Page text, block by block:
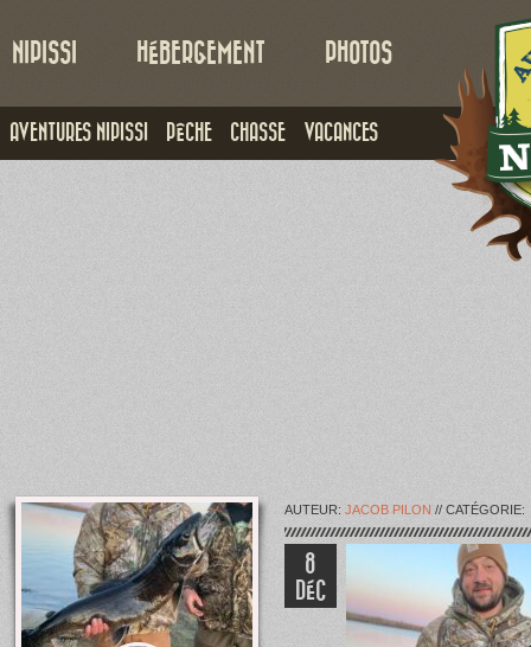
NIPISSI
AVENTURES NIPISSI PÊCHE CHASSE VACANCES
HÉBERGEMENT PHOTOS
AUTEUR: JACOB PILON // CATÉGORIE:
8
DÉC